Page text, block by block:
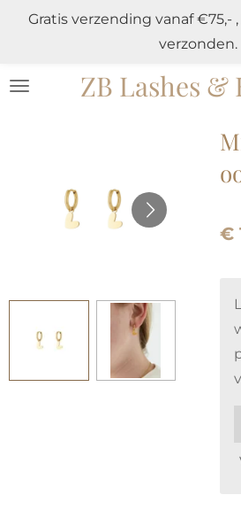
de
ZB Lashes &
Gratis verzending vanaf €75,-
verzonden.
€